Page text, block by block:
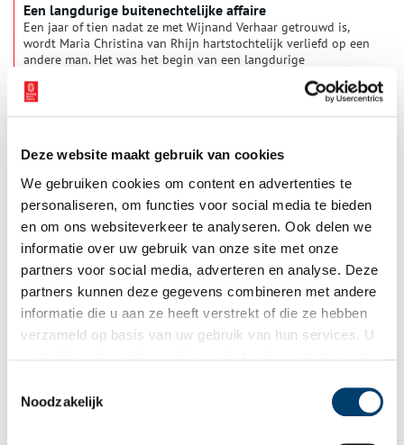
Deze website maakt gebruik van cookies
We gebruiken cookies om content en advertenties te
personaliseren, om functies voor social media te bieden
en om ons websiteverkeer te analyseren. Ook delen we
informatie over uw gebruik van onze site met onze
partners voor social media, adverteren en analyse. Deze
partners kunnen deze gegevens combineren met andere
informatie die u aan ze heeft verstrekt of die ze hebben
verzameld op basis van uw gebruik van hun services. U
Noodzakelijk
Een langdurige buitenechtelijke affaire
Een jaar of tien nadat ze met Wijnand Verhaar getrouwd is,
wordt Maria Christina van Rhijn hartstochtelijk verliefd op een
andere man. Het was het begin van een langdurige
voortkomen. Deze affaire bleef niet onopgemerkt zoals blijkt
uit verklaringen bij de notaris door familieleden en bekenden.
Stuk van de maand: Bijeenkomst voor vrouwenkiesrecht
Elke maand zet het Regionaal Archief Alkmaar een bijzonder
archiefstuk in de schijnwerpers. Deze keer: het programma van
een bijeenkomst van de Alkmaarse afdeling van de Bond voor